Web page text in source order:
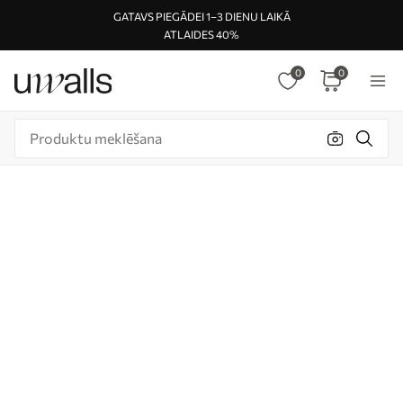
GATAVS PIEGĀDEI 1–3 DIENU LAIKĀ
ATLAIDES 40%
0 0